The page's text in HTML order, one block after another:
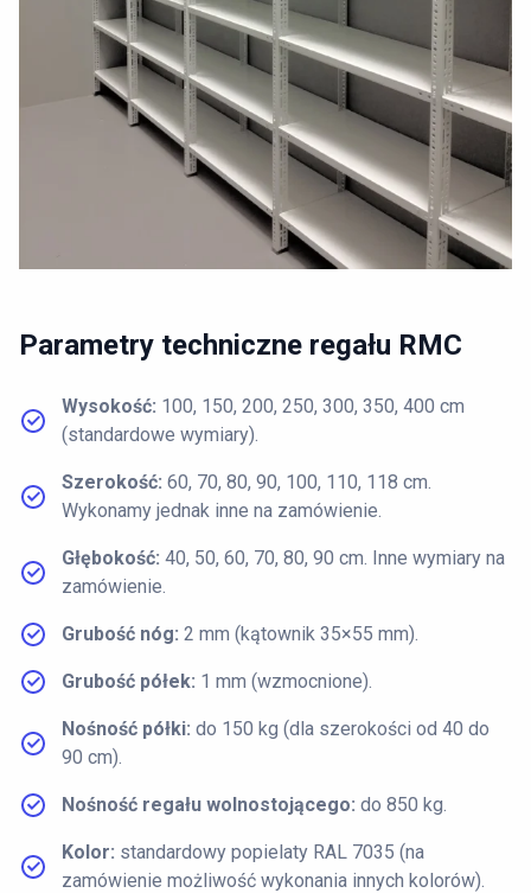
Parametry techniczne regału RMC
Wysokość: 100, 150, 200, 250, 300, 350, 400 cm
(standardowe wymiary).
Szerokość: 60, 70, 80, 90, 100, 110, 118 cm.
Wykonamy jednak inne na zamówienie.
Głębokość: 40, 50, 60, 70, 80, 90 cm. Inne wymiary na
zamówienie.
Grubość nóg: 2 mm (kątownik 35×55 mm).
Grubość półek: 1 mm (wzmocnione).
Nośność półki: do 150 kg (dla szerokości od 40 do
90 cm).
Nośność regału wolnostojącego: do 850 kg.
Kolor: standardowy popielaty RAL 7035 (na
zamówienie możliwość wykonania innych kolorów).